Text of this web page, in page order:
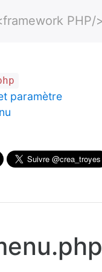
PHP/>
paramètre